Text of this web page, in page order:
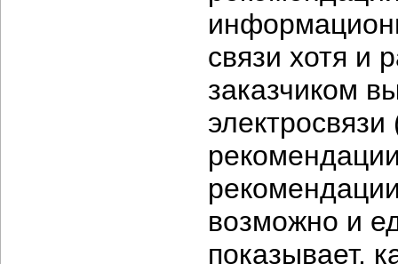
связи хотя и
заказчиком
возможно и
показывает,